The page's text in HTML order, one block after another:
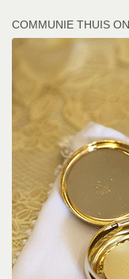
COMMUNIE THUIS